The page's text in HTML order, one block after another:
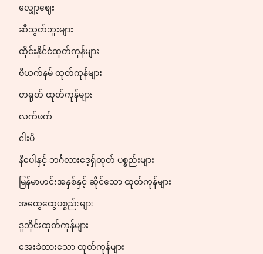
လျှော့ဈေး
ဆီသွတ်ဘူးများ
ထိုင်းနိုင်ငံထုတ်ကုန်များ
ဗီယက်နမ် ထုတ်ကုန်များ
တရုတ် ထုတ်ကုန်များ
လက်ဖက်
ငါးပိ
နီပေါနှင့် ဘင်္ဂလားဒေ့ရှ်ထုတ် ပစ္စည်းများ
မြန်မာဟင်းအနှစ်နှင့် ဆိုင်သော ထုတ်ကုန်များ
အထွေထွေပစ္စည်းများ
ဒူဘိုင်းထုတ်ကုန်များ
အေးခဲထားသော ထုတ်ကုန်များ